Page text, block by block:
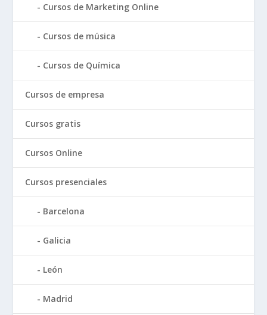
Cursos de Marketing Online
Cursos de música
Cursos de Química
Cursos de empresa
Cursos gratis
Cursos Online
Cursos presenciales
Barcelona
Galicia
León
Madrid